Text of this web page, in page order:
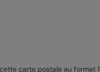
carte postaleau format